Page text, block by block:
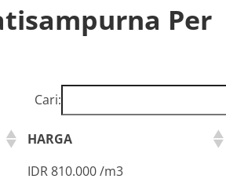
Per
Cari:
HARGA
IDR 810.000 /m3